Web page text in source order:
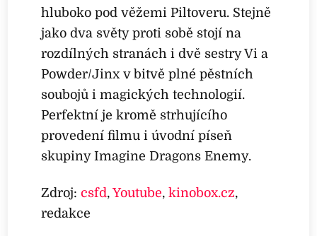
hluboko pod věžemi Piltoveru. Stejně
jako dva světy proti sobě stojí na
rozdílných stranách i dvě sestry Vi a
Powder/Jinx v bitvě plné pěstních
soubojů i magických technologií.
Perfektní je kromě strhujícího
provedení filmu i úvodní píseň
skupiny Imagine Dragons Enemy.
Zdroj:csfd,Youtube,kinobox.cz,
redakce